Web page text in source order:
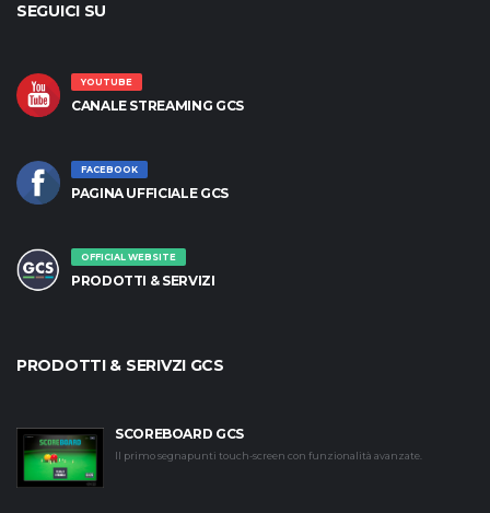
SEGUICI SU
YOUTUBE
CANALE STREAMING GCS
FACEBOOK
PAGINA UFFICIALE GCS
OFFICIAL WEBSITE
PRODOTTI & SERVIZI
PRODOTTI & SERIVZI GCS
SCOREBOARD GCS
Il primo segnapunti touch-screen con funzionalità avanzate.